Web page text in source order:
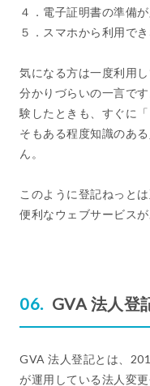
４．電子証明書の準備
５．スマホから利用で
気になる方は一度利用
分かりづらいの一言で
験したときも、すぐに
そもある程度知識のあ
ん。
このように登記ねっと
便利なウェブサービスが
GVA 法人登
GVA 法人登記とは、
が運用している法人変